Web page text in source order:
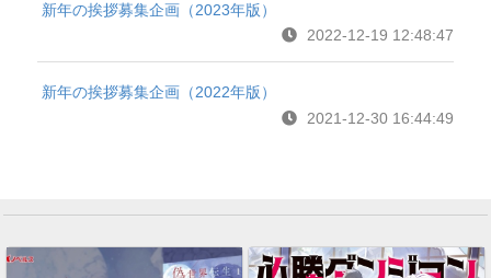
新年の挨拶募集企画（2023年版）
2022-12-19 12:48:47
新年の挨拶募集企画（2022年版）
2021-12-30 16:44:49